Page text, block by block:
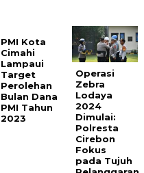
PMI Kota
Cimahi
Lampaui
Target
Perolehan
Bulan Dana
PMI Tahun
2023
Operasi
Zebra
Lodaya
2024
Dimulai:
Polresta
Cirebon
Fokus
pada Tujuh